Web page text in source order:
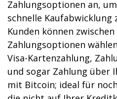
Zahlungsoptionen an,
schnelle Kaufabwicklung
Kunden können
Zahlungsoptionen
Visa-Kartenzahlung,
und sogar Zahlung über
mit Bitcoin; ideal für